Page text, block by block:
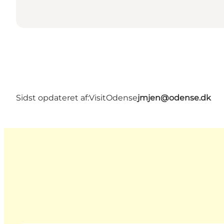
Sidst opdateret af:VisitOdensejmjen@odense.dk